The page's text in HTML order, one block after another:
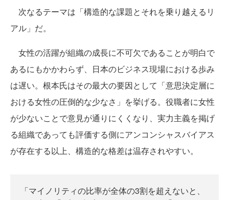
次なるテーマは「構造的な課題とそれを乗り越えるリ
アル」だ。
女性の活躍が組織の成長に不可欠であることが明白で
あるにもかかわらず、日本のビジネス現場における歩み
は遅い。根本氏はその最大の要因として「意思決定層に
おける女性の圧倒的な少なさ」を挙げる。役職者に女性
が少ないことで意見が通りにくくなり、実力主義を掲げ
る組織であっても評価する側にアンコンシャスバイアス
が存在する以上、構造的な格差は温存されやすい。
「マイノリティの比率が全体の3割を超えないと、